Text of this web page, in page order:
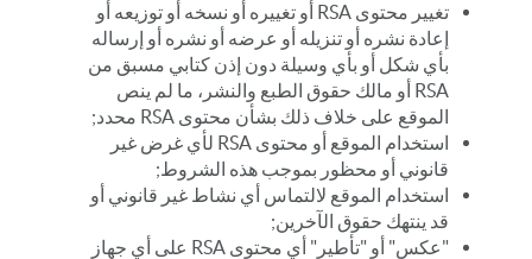
تغيير محتوى RSA أو تغييره أو نسخه أو توزيعه أو
إعادة نشره أو تنزيله أو عرضه أو نشره أو إرساله
بأي شكل أو بأي وسيلة دون إذن كتابي مسبق من
RSA أو مالك حقوق الطبع والنشر، ما لم ينص
الموقع على خلاف ذلك بشأن محتوى RSA محدد;
استخدام الموقع أو محتوى RSA لأي غرض غير
قانوني أو محظور بموجب هذه الشروط;
استخدام الموقع لالتماس أي نشاط غير قانوني أو
قد ينتهك حقوق الآخرين;
"عكس" أو "تأطير" أي محتوى RSA على أي جهاز